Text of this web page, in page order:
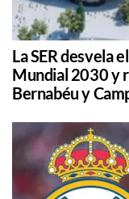
La SER desvela
Mundial 2030 y
Bernabéu y